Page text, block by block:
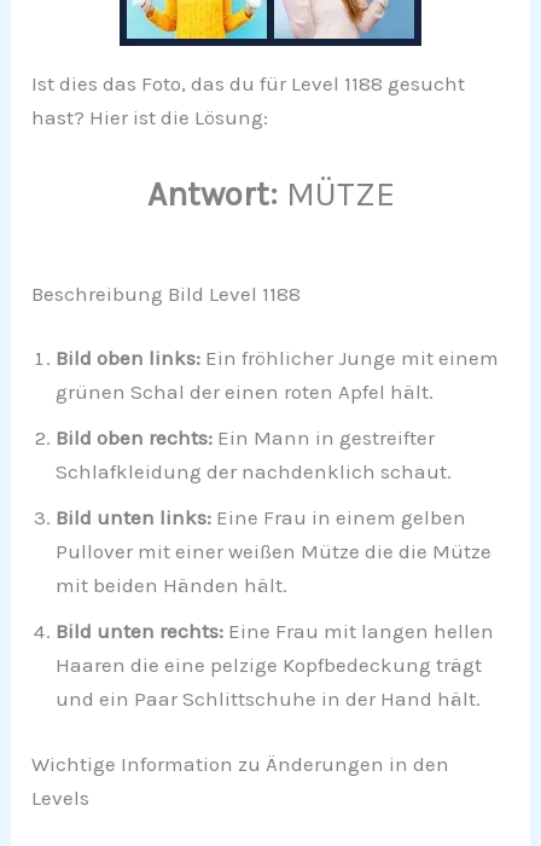
Ist dies das Foto, das du für Level 1188 gesucht
hast? Hier ist die Lösung:
Antwort: MÜTZE
Beschreibung Bild Level 1188
Bild oben links: Ein fröhlicher Junge mit einem
grünen Schal der einen roten Apfel hält.
Bild oben rechts: Ein Mann in gestreifter
Schlafkleidung der nachdenklich schaut.
Bild unten links: Eine Frau in einem gelben
Pullover mit einer weißen Mütze die die Mütze
mit beiden Händen hält.
Bild unten rechts: Eine Frau mit langen hellen
Haaren die eine pelzige Kopfbedeckung trägt
und ein Paar Schlittschuhe in der Hand hält.
Wichtige Information zu Änderungen in den
Levels